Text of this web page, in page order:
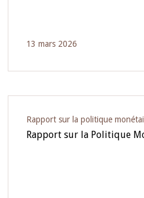
13 mars 2026
Rapport sur la politique
Rapport sur la Politique